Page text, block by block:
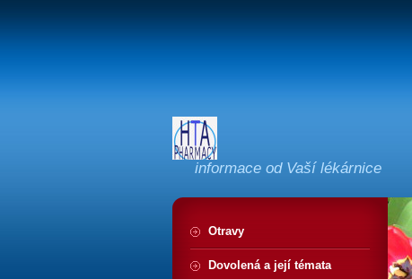
informace od Vaší lékárnice
Otravy
Dovolená a její témata